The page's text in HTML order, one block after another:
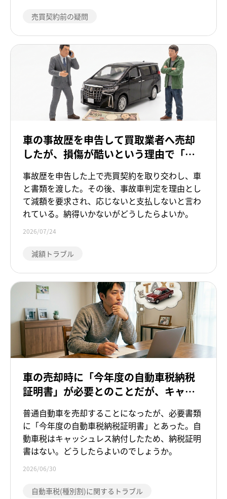
サイトマップ
売買契約前の疑問
車の事故歴を申告して買取業者へ売却
したが、損傷が酷いという理由で「減
額に応じなければ代金を支払わない」
と言われている
事故歴を申告した上で売買契約を取り交わし、車
と書類を渡した。その後、事故車判定を理由とし
て減額を要求され、応じないと支払しないと言わ
れている。納得いかないがどうしたらよいか。
2026/07/24
減額トラブル
車の売却時に「今年度の自動車税納税
証明書」が必要とのことだが、キャッ
シュレス納付をしたため発行されず手
元にない。
普通自動車を売却することになったが、必要書類
に「今年度の自動車税納税証明書」とあった。自
動車税はキャッシュレス納付したため、納税証明
書はない。どうしたらよいのでしょうか。
2026/06/30
自動車税(種別割)に関するトラブル